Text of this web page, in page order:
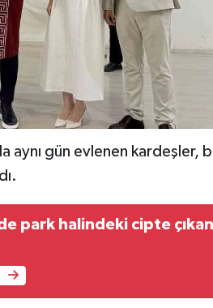
aynı gün evlenen kardeşler,
park halindeki cipte